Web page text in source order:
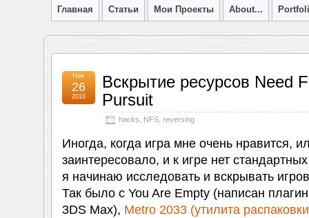
Главная Статьи Мои Проекты About...
Вскрытие ресурсов Need
Pursuit
hacks NFS, reversing
Ноя
26
2010
Иногда, когда игра мне очень нравится,
заинтересовало, и к игре нет
я начинаю исследовать и вскрывать
Так было с You Are Empty (написан
3DS Max), Metro 2033 (утилита